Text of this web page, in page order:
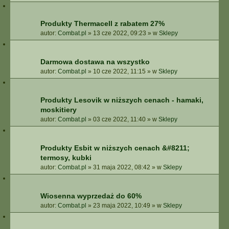
Produkty Thermacell z rabatem 27%
autor: Combat.pl » 13 cze 2022, 09:23 » w Sklepy
Darmowa dostawa na wszystko
autor: Combat.pl » 10 cze 2022, 11:15 » w Sklepy
Produkty Lesovik w niższych cenach - hamaki,
moskitiery
autor: Combat.pl » 03 cze 2022, 11:40 » w Sklepy
Produkty Esbit w niższych cenach &#8211;
termosy, kubki
autor: Combat.pl » 31 maja 2022, 08:42 » w Sklepy
Wiosenna wyprzedaż do 60%
autor: Combat.pl » 23 maja 2022, 10:49 » w Sklepy